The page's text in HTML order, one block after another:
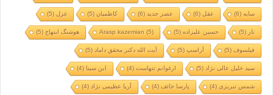
سایه(6) عقل (6) عصر جدید (6) کاظمیان(5) غزل (5)
تار (5) حسین علیزاده(5)
Arasp kazemian (5) هوشنگ ابتهاج(5)
فیلسوف(5) آراسپ(5) آیت الله دکتر محقق داماد (5)
سید خلیل عالی نژاد (5) ارغوانم تنهاست(4) ابن سینا (4)
شمس تبریزی(4) پارسا خائف(4) آریا عظیمی نژاد (4)